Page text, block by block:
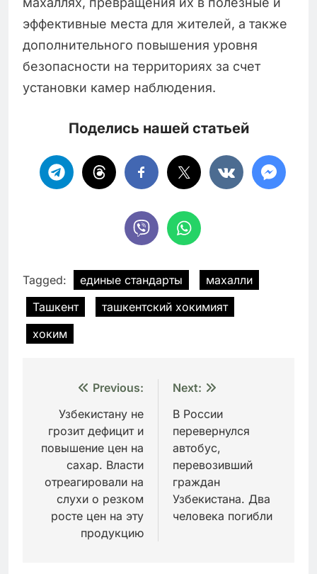
эффективные места для жителей, а также
дополнительного повышения уровня
безопасности на территориях за счет
установки камер наблюдения.
Поделись нашей статьей
Tagged: единые стандарты
махалли
Ташкент
ташкентский хокимият
хоким
Навигация
записям
Previous:
Узбекистану не
грозит дефицит и
повышение цен на
сахар. Власти
отреагировали на
слухи о резком
росте цен на эту
продукцию
Next:
В России
перевернулся
автобус,
перевозивший
граждан
Узбекистана. Два
человека погибли